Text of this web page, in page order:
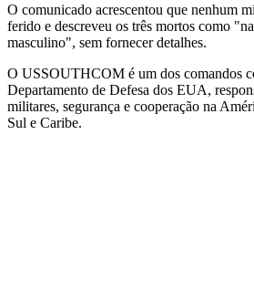
O comunicado acrescentou que nenhum
ferido e descreveu os três mortos como
masculino", sem fornecer detalhes.
O USSOUTHCOM é um dos comandos
Departamento de Defesa dos EUA,
militares, segurança e cooperação na
Sul e Caribe.